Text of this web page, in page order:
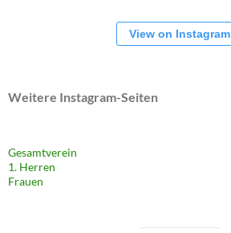
View on Instagram
Weitere Instagram-Seiten
Gesamtverein
1. Herren
Frauen